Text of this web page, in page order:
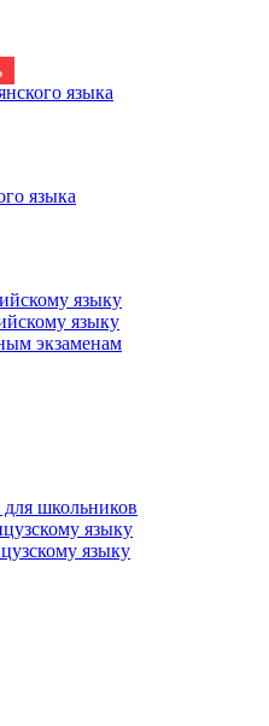
языка
языка
языку
языку
экзаменам
школьников
языку
языку